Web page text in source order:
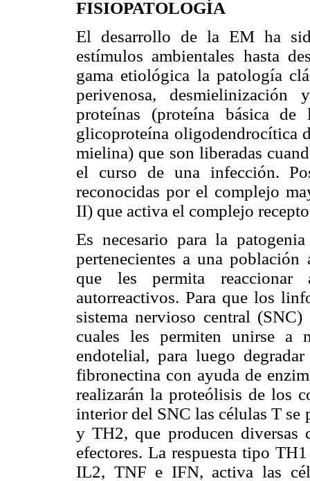
FISIOPATOLOGÍA
El desarrollo de la EM ha
estímulos ambientales hasta
gama etiológica la patología
perivenosa,
proteínas (proteína básica
glicoproteína oligodendrocítica
mielina) que son liberadas
el curso de una infección.
reconocidas por el complejo
II) que activa el complejo
Es necesario para la
pertenecientes a una
que les permita reaccionar
autorreactivos. Para que los
sistema nervioso central
cuales les permiten unirse a
endotelial, para luego
fibronectina con ayuda de
realizarán la proteólisis de los
interior del SNC las células T se
y TH2, que producen diversas
efectores. La respuesta tipo
IL2, TNF e IFN, activa las